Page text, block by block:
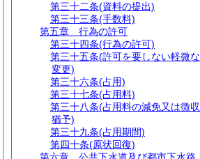
第三十二条(資料の提出)
第三十三条(手数料)
第五章
行為の許可
第三十四条(行為の許可)
第三十五条(許可を要しない軽微な
変更)
第三十六条(占用)
第三十七条(占用料)
第三十八条(占用料の減免又は徴収
猶予)
第三十九条(占用期間)
第四十条(原状回復)